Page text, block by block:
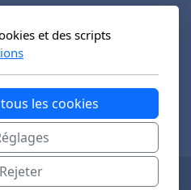
et des scripts
les cookies
Rejeter